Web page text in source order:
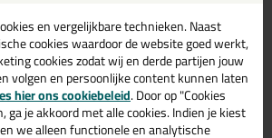
jouw bedrijf of product een goede
Kun je een goed product aanbieden
en vergelijkbare technieken. Naast
cookies waardoor de website goed werkt,
cookies zodat wij en derde partijen jouw
volgen en persoonlijke content kunnen laten
hier ons cookiebeleid. Door op "Cookies
ga je akkoord met alle cookies. Indien je kiest
we alleen functionele en analytische